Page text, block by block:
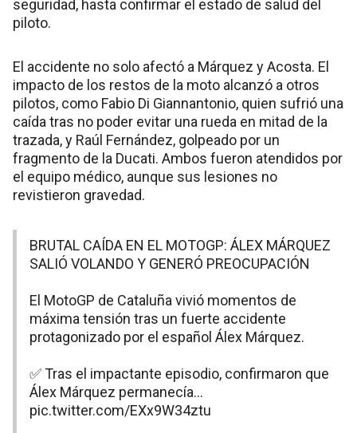
seguridad, hasta confirmar el estado de salud del
piloto.
El accidente no solo afectó a Márquez y Acosta. El
impacto de los restos de la moto alcanzó a otros
pilotos, como Fabio Di Giannantonio, quien sufrió una
caída tras no poder evitar una rueda en mitad de la
trazada, y Raúl Fernández, golpeado por un
fragmento de la Ducati. Ambos fueron atendidos por
el equipo médico, aunque sus lesiones no
revistieron gravedad.
BRUTAL CAÍDA EN EL MOTOGP: ÁLEX MÁRQUEZ
SALIÓ VOLANDO Y GENERÓ PREOCUPACIÓN
El MotoGP de Cataluña vivió momentos de
máxima tensión tras un fuerte accidente
protagonizado por el español Álex Márquez.
✅ Tras el impactante episodio, confirmaron que
Álex Márquez permanecía…
pic.twitter.com/EXx9W34ztu